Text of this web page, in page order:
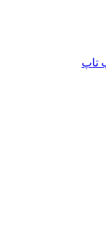
تاپ